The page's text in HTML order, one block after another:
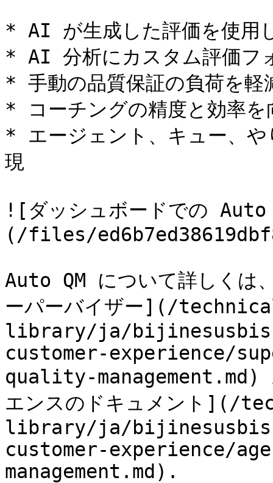
* AI が生成した評価を使用
* AI 分析にカスタム評価フ
* 手動の品質保証の負荷を軽
* コーチングの精度と効率を
* エージェント、キュー、や
現
![ダッシュボードでの Auto
(/files/
Auto QM について詳しくは
ーパーバイザー](/
library/ja/
customer-experience/
quality-management.md)
エンスのドキュメント](/
library/ja/
customer-experience/
management.md).